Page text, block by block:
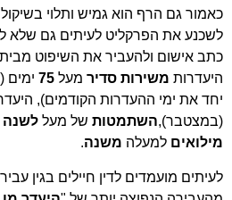
כאמור גם הרף הוא גמיש ותלוי
לשכנע את הפרקליט לעיתים גם שלא
כתב אישום ולהעביר את השיפוט מבית
היעדרות משירות סדיר מעל 75 ימים
יחד את ימי ההעדרות הקודמים),
(במצטבר),השתמטות של מעל לשנה
מילואים למעלה משנה.
לעיתים מועמדים לדין חיילים בגין